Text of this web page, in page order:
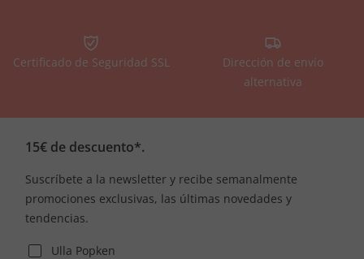
Certificado de Seguridad SSL
Dirección de envío
alternativa
15€ de descuento*.
Suscríbete a la newsletter y recibe semanalmente
promociones exclusivas, las últimas novedades y
tendencias.
Ulla Popken